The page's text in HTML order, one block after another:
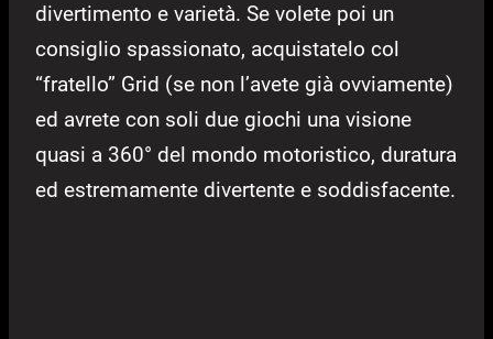
divertimento e varietà. Se volete poi un
consiglio spassionato, acquistatelo col
“fratello” Grid (se non l’avete già ovviamente)
ed avrete con soli due giochi una visione
quasi a 360° del mondo motoristico, duratura
ed estremamente divertente e soddisfacente.